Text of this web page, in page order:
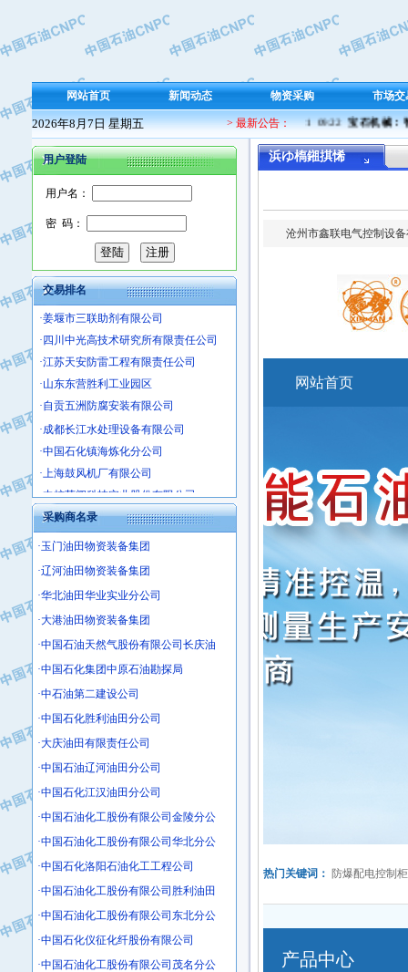
网站首页 新闻动态 物资采购 市场交
2026年8月7日 星期五 > 最新公告：
辽阳石化聚丙烯 产销两旺势头足 04-21  09:22 宝石机械：智
用户登陆
用户名：
密 码：
交易排名
·萍乡市庞泰化工填料有限公司
·实华(天津)国际贸易有限公司
·辽河石油勘探局总机械厂
·华北油田科达开发有限公司
·上海高桥电缆（集团）有限公司
·中石化西南石油局井下工程处
·大庆油田石油专用设备有限公司
·江苏丹化集团有限责任公司
·山特电子（深圳）有限公司
·常州市中兴石油化工助剂有限公司
·姜堰市三联助剂有限公司
·四川中光高技术研究所有限责任公司
·江苏天安防雷工程有限责任公司
·山东东营胜利工业园区
·自贡五洲防腐安装有限公司
·成都长江水处理设备有限公司
·中国石化镇海炼化分公司
·上海鼓风机厂有限公司
·中核苏阀科技实业股份有限公司
·济南柴油机股份有限公司
·上海科瑞曼士德电源系统集成有限公
·东方合金铸造厂
·保定北奥石油物探特种车辆制造有限
·盘锦辽河油田天意石油装备有限公司
·南石力天传动件有限公司
·浙江瑞普环境技术有限公司
·华北石油新大禹环保设备有限公司
·河北翼凌机械制造总厂
·萍乡市庞泰化工填料有限公司
·实华(天津)国际贸易有限公司
·华北油田科达开发有限公司
·上海高桥电缆（集团）有限公司
·中石化西南石油局井下工程处
·大庆油田石油专用设备有限公司
·江苏丹化集团有限责任公司
采购商名录
·玉门油田物资装备集团
·辽河油田物资装备集团
·华北油田华业实业分公司
·大港油田物资装备集团
·中国石油天然气股份有限公司长庆油
·中国石化集团中原石油勘探局
·中石油第二建设公司
·中国石化胜利油田分公司
·大庆油田有限责任公司
·中国石油辽河油田分公司
·中国石化江汉油田分公司
·中国石油化工股份有限公司金陵分公
·中国石油化工股份有限公司华北分公
·中国石化洛阳石油化工工程公司
·中国石油化工股份有限公司胜利油田
·中国石油化工股份有限公司东北分公
·中国石化仪征化纤股份有限公司
·中国石油化工股份有限公司茂名分公
·中国石化茂名石化分公司
·中国石油大港油田分公司
·靖江市天和泵业有限公司
浜ゆ槗鎺掑悕